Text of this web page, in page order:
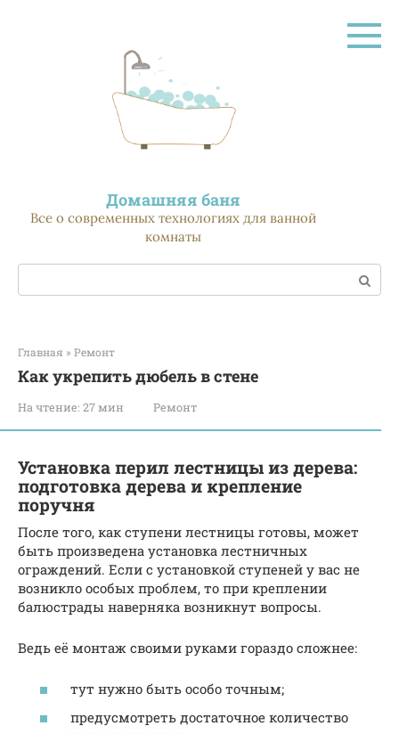
Домашняя баня
Все о современных технологиях для ванной
комнаты
Поиск:
Главная » Ремонт
Как укрепить дюбель в стене
На чтение: 27 мин Ремонт
Установка перил лестницы из дерева:
подготовка дерева и крепление
поручня
После того, как ступени лестницы готовы, может
быть произведена установка лестничных
ограждений. Если с установкой ступеней у вас не
возникло особых проблем, то при креплении
балюстрады наверняка возникнут вопросы.
Ведь её монтаж своими руками гораздо сложнее:
тут нужно быть особо точным;
предусмотреть достаточное количество